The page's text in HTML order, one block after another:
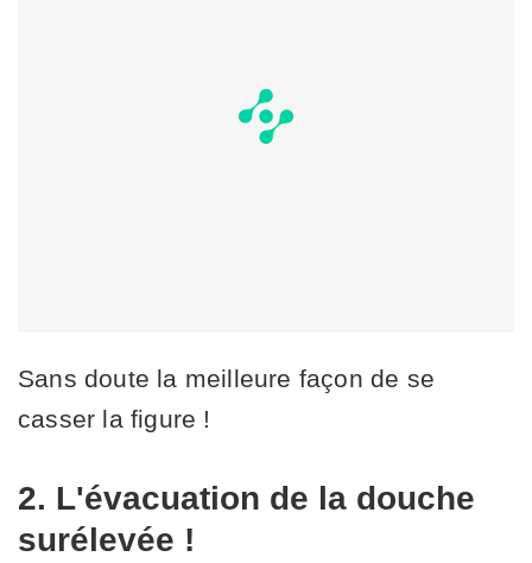
Sans doute la meilleure façon de se
casser la figure !
2. L'évacuation de la douche
surélevée !